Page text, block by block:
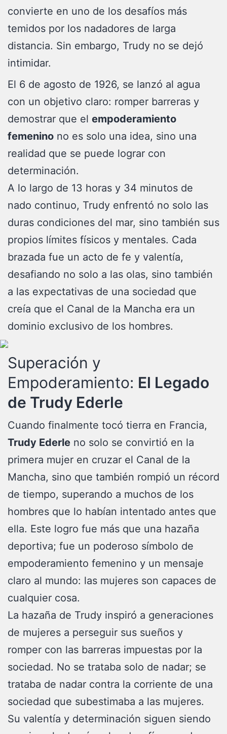
convierte en uno de los desafíos más
temidos por los nadadores de larga
distancia. Sin embargo, Trudy no se dejó
intimidar.
El 6 de agosto de 1926, se lanzó al agua
con un objetivo claro: romper barreras y
demostrar que el empoderamiento
femenino no es solo una idea, sino una
realidad que se puede lograr con
determinación.
A lo largo de 13 horas y 34 minutos de
nado continuo, Trudy enfrentó no solo las
duras condiciones del mar, sino también sus
propios límites físicos y mentales. Cada
brazada fue un acto de fe y valentía,
desafiando no solo a las olas, sino también
a las expectativas de una sociedad que
creía que el Canal de la Mancha era un
dominio exclusivo de los hombres.
Superación y
Empoderamiento: El Legado
de Trudy Ederle
Cuando finalmente tocó tierra en Francia,
Trudy Ederle no solo se convirtió en la
primera mujer en cruzar el Canal de la
Mancha, sino que también rompió un récord
de tiempo, superando a muchos de los
hombres que lo habían intentado antes que
ella. Este logro fue más que una hazaña
deportiva; fue un poderoso símbolo de
empoderamiento femenino y un mensaje
claro al mundo: las mujeres son capaces de
cualquier cosa.
La hazaña de Trudy inspiró a generaciones
de mujeres a perseguir sus sueños y
romper con las barreras impuestas por la
sociedad. No se trataba solo de nadar; se
trataba de nadar contra la corriente de una
sociedad que subestimaba a las mujeres.
Su valentía y determinación siguen siendo